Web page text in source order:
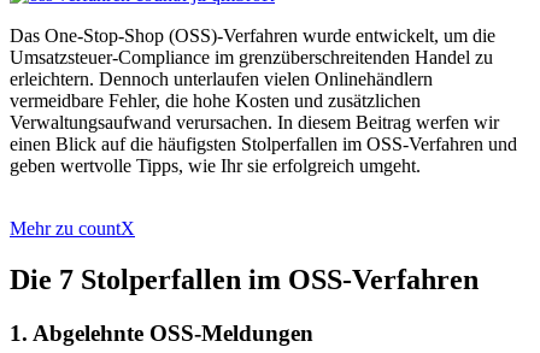
Das One-Stop-Shop (OSS)-Verfahren wurde entwickelt, um die
Umsatzsteuer-Compliance im grenzüberschreitenden Handel zu
erleichtern. Dennoch unterlaufen vielen Onlinehändlern
vermeidbare Fehler, die hohe Kosten und zusätzlichen
Verwaltungsaufwand verursachen. In diesem Beitrag werfen wir
einen Blick auf die häufigsten Stolperfallen im OSS-Verfahren und
geben wertvolle Tipps, wie Ihr sie erfolgreich umgeht.
Mehr zu countX
Die 7 Stolperfallen im OSS-Verfahren
1. Abgelehnte OSS-Meldungen